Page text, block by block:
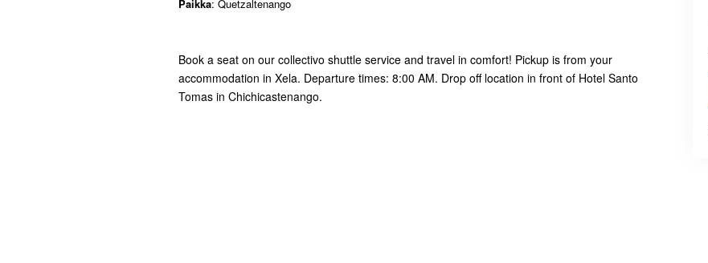
Paikka: Quetzaltenango
Book a seat on our collectivo shuttle service and travel in comfort! Pickup is from your
accommodation in Xela. Departure times: 8:00 AM. Drop off location in front of Hotel Santo
Tomas in Chichicastenango.